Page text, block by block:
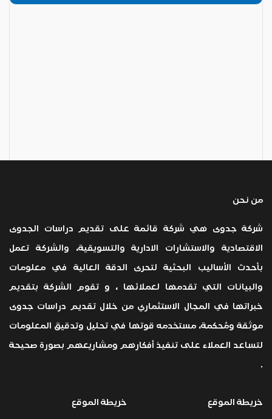
من نحن
شركة جدوى هي شركة قائمة على تقديم دراسات الجدوى
الاقتصادية والاستشارات الادارية والتسويقية، والشركة تعمل
بأحدث الأساليب البحثية لتحرى الدقة العالية في معلومات
والبيانات التي تقدمها لعملائها ، و تقوم الشركة بتقديم
خبراتها في المجال الاستثماري من خلال تقديم دراسات جدوى
موثقة ومُحكمة، مستخدمه قوتها في تحليل وتدقيق المعلومات
لتساعد العملاء على تنفيذ أفكارهم ومشاريعهم بصورة صحيحة
.
خريطة الموقع خريطة الموقع